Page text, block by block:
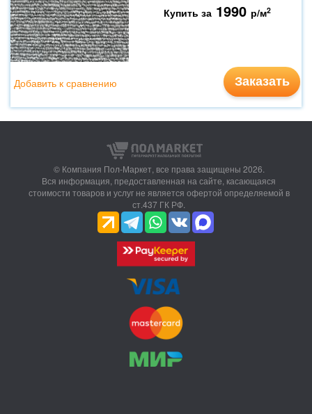
Купить за 1990 р/м2
Заказать
Добавить к сравнению
© Компания Пол-Маркет, все права защищены 2026.
Вся информация, предоставленная на сайте, касающаяся
стоимости товаров и услуг не является офертой определяемой в
ст.437 ГК РФ.